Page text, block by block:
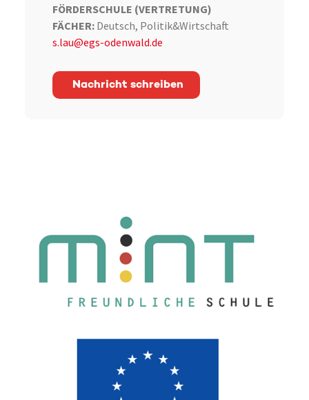
FÖRDERSCHULE (VERTRETUNG)
FÄCHER:Deutsch, Politik&Wirtschaft
s.lau@egs-odenwald.de
Nachricht schreiben